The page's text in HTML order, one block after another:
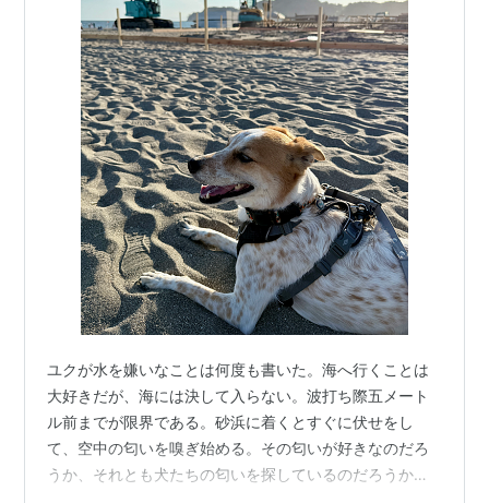
ユクが水を嫌いなことは何度も書いた。海へ行くことは
大好きだが、海には決して入らない。波打ち際五メート
ル前までが限界である。砂浜に着くとすぐに伏せをし
て、空中の匂いを嗅ぎ始める。その匂いが好きなのだろ
うか、それとも犬たちの匂いを探しているのだろうか。